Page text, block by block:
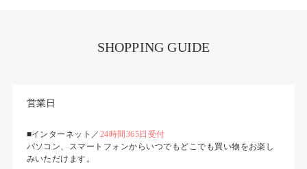
SHOPPING GUIDE
営業日
■インターネット／ 24時間365日受付
パソコン、スマートフォンからいつでもどこでも買い物をお楽し
みいただけます。